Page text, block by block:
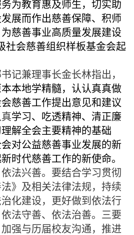
为教育惠及师生，切实助
发展而作出慈善保障、积师
慈善事业高质量发展建设
社会慈善组织样板基金会起
记兼理事长金长林指出，
本地学精髓，认认真真做
慈善工作提出意见和建议
学习、吃透精神、清正廉
解全会主要精神的基础
会对公益慈善事业发展的新
时代慈善工作的新使命。
法兴善。要结合学习贯彻
》及相关法律法规，持续
化建设，更好做到依法行
法守善、依法治善。三要
强与历届校友沟通，推进